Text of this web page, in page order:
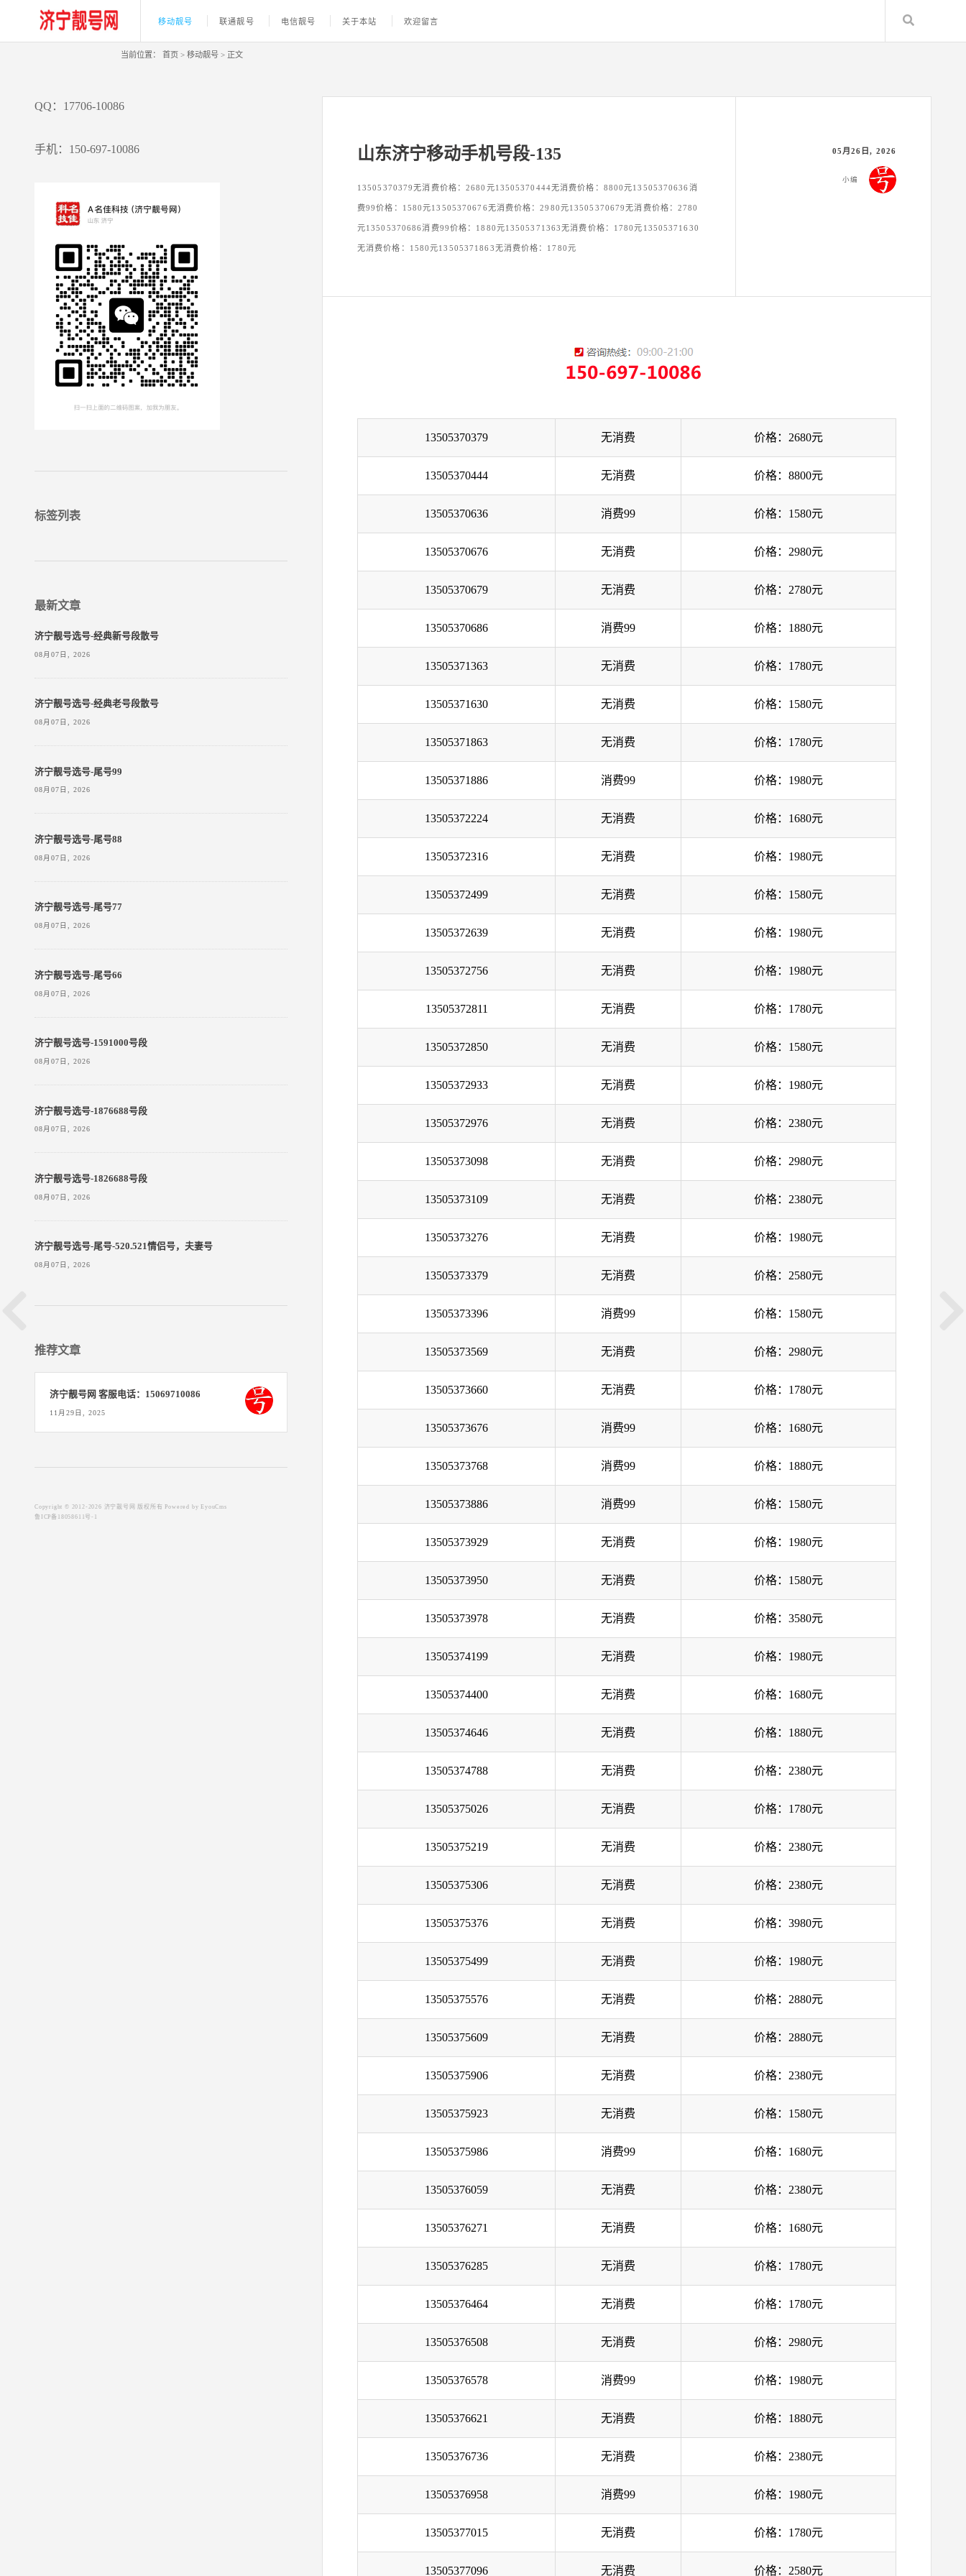
移动靓号 联通靓号 电信靓号 关于本站 欢迎留言
当前位置： 首页 > 移动靓号 > 正文
山东济宁移动手机号段-135
13505370379无消费价格：2680元13505370444无消费价格：8800元13505370636消
费99价格：1580元13505370676无消费价格：2980元13505370679无消费价格：2780
元13505370686消费99价格：1880元13505371363无消费价格：1780元13505371630
无消费价格：1580元13505371863无消费价格：1780元
05月26日, 2026
小编
13505370379 无消费 价格：2680元
13505370444 无消费 价格：8800元
13505370636 消费99 价格：1580元
13505370676 无消费 价格：2980元
13505370679 无消费 价格：2780元
13505370686 消费99 价格：1880元
13505371363 无消费 价格：1780元
13505371630 无消费 价格：1580元
13505371863 无消费 价格：1780元
13505371886 消费99 价格：1980元
13505372224 无消费 价格：1680元
13505372316 无消费 价格：1980元
13505372499 无消费 价格：1580元
13505372639 无消费 价格：1980元
13505372756 无消费 价格：1980元
13505372811 无消费 价格：1780元
13505372850 无消费 价格：1580元
13505372933 无消费 价格：1980元
13505372976 无消费 价格：2380元
13505373098 无消费 价格：2980元
13505373109 无消费 价格：2380元
13505373276 无消费 价格：1980元
13505373379 无消费 价格：2580元
13505373396 消费99 价格：1580元
13505373569 无消费 价格：2980元
13505373660 无消费 价格：1780元
13505373676 消费99 价格：1680元
13505373768 消费99 价格：1880元
13505373886 消费99 价格：1580元
13505373929 无消费 价格：1980元
13505373950 无消费 价格：1580元
13505373978 无消费 价格：3580元
13505374199 无消费 价格：1980元
13505374400 无消费 价格：1680元
13505374646 无消费 价格：1880元
13505374788 无消费 价格：2380元
13505375026 无消费 价格：1780元
13505375219 无消费 价格：2380元
13505375306 无消费 价格：2380元
13505375376 无消费 价格：3980元
13505375499 无消费 价格：1980元
13505375576 无消费 价格：2880元
13505375609 无消费 价格：2880元
13505375906 无消费 价格：2380元
13505375923 无消费 价格：1580元
13505375986 消费99 价格：1680元
13505376059 无消费 价格：2380元
13505376271 无消费 价格：1680元
13505376285 无消费 价格：1780元
13505376464 无消费 价格：1780元
13505376508 无消费 价格：2980元
13505376578 消费99 价格：1980元
13505376621 无消费 价格：1880元
13505376736 无消费 价格：2380元
13505376958 消费99 价格：1980元
13505377015 无消费 价格：1780元
13505377096 无消费 价格：2580元
QQ：17706-10086
手机：150-697-10086
标签列表
最新文章
济宁靓号选号-经典新号段散号
08月07日, 2026
济宁靓号选号-经典老号段散号
08月07日, 2026
济宁靓号选号-尾号99
08月07日, 2026
济宁靓号选号-尾号88
08月07日, 2026
济宁靓号选号-尾号77
08月07日, 2026
济宁靓号选号-尾号66
08月07日, 2026
济宁靓号选号-1591000号段
08月07日, 2026
济宁靓号选号-1876688号段
08月07日, 2026
济宁靓号选号-1826688号段
08月07日, 2026
济宁靓号选号-尾号-520.521情侣号，夫妻号
08月07日, 2026
推荐文章
济宁靓号网 客服电话：15069710086
11月29日, 2025
Copyright © 2012-2026 济宁靓号网 版权所有
Powered by EyouCms
鲁ICP备18058611号-1